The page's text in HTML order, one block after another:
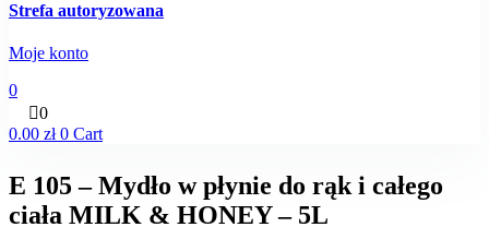
Strefa autoryzowana
Moje konto
0
0
0.00 zł 0 Cart
E 105 – Mydło w płynie do rąk i całego
ciała MILK & HONEY – 5L